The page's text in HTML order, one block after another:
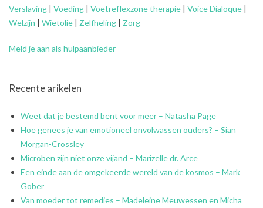
Verslaving | Voeding | Voetreflexzone therapie | Voice Dialoque |
Welzijn | Wietolie | Zelfheling | Zorg
Meld je aan als hulpaanbieder
Recente arikelen
Weet dat je bestemd bent voor meer – Natasha Page
Hoe genees je van emotioneel onvolwassen ouders? – Sian
Morgan-Crossley
Microben zijn niet onze vijand – Marizelle dr. Arce
Een einde aan de omgekeerde wereld van de kosmos – Mark
Gober
Van moeder tot remedies – Madeleine Meuwessen en Micha